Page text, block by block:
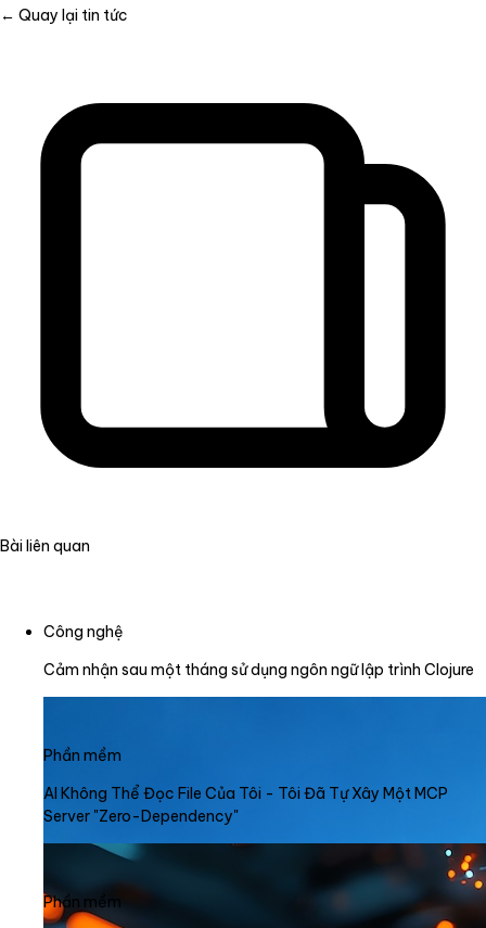
← Quay lại tin tức
Bài liên quan
Công nghệ
Cảm nhận sau một tháng sử dụng ngôn ngữ lập trình Clojure
Phần mềm
AI Không Thể Đọc File Của Tôi - Tôi Đã Tự Xây Một MCP
Server "Zero-Dependency"
Phần mềm